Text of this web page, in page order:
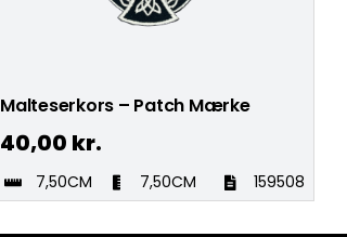
Malteserkors – Patch Mærke
40,00 kr.
7,50CM 7,50CM 159508